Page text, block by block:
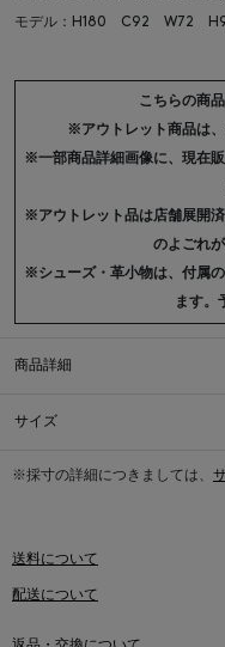
モデル：H180 C92 W72
こちらの商
※アウトレット商品は、
※一部商品詳細画像に、現在
※アウトレット品は店舗展開
のよごれ
※シューズ・革小物は、付属
ます。
商品詳細
サイズ
※採寸の詳細につきましては、
送料について
配送について